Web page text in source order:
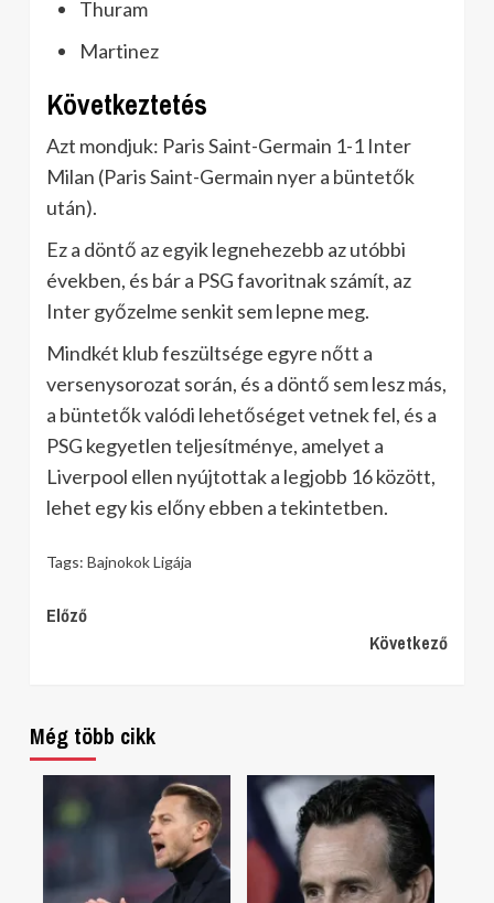
Thuram
Martinez
Következtetés
Azt mondjuk: Paris Saint-Germain 1-1 Inter
Milan (Paris Saint-Germain nyer a büntetők
után).
Ez a döntő az egyik legnehezebb az utóbbi
években, és bár a PSG favoritnak számít, az
Inter győzelme senkit sem lepne meg.
Mindkét klub feszültsége egyre nőtt a
versenysorozat során, és a döntő sem lesz más,
a büntetők valódi lehetőséget vetnek fel, és a
PSG kegyetlen teljesítménye, amelyet a
Liverpool ellen nyújtottak a legjobb 16 között,
lehet egy kis előny ebben a tekintetben.
Tags: Bajnokok Ligája
Continue
Előző
Következő
Még több cikk